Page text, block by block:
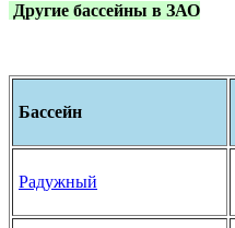
Другие бассейны в ЗАО
Бассейн
Радужный